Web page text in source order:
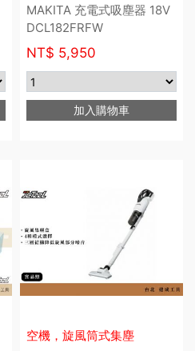
MAKITA 充電式吸塵器 18V
DCL182FRFW
NT$ 5,950
加入購物車
空機，旋風筒式集塵